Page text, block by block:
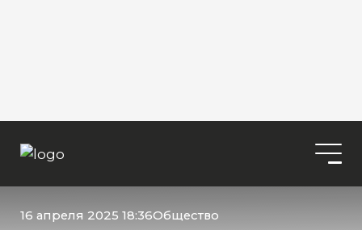
16 апреля 2025 18:36Общество